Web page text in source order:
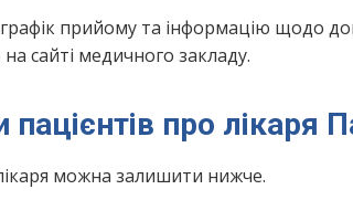
прийому та інформацію щодо
сайті медичного закладу.
пацієнтів про лікаря
можна залишити нижче.